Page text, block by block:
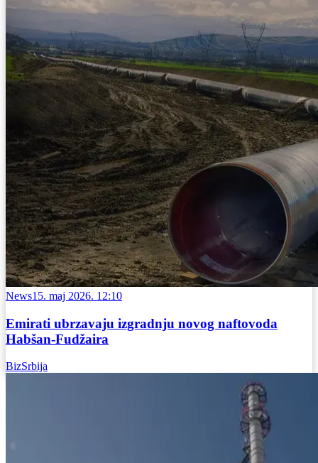
News15. maj 2026. 12:10
Emirati ubrzavaju izgradnju novog naftovoda
Habšan-Fudžaira
BizSrbija